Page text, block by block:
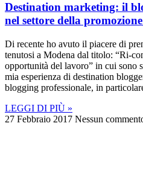
Destination marketing: il
nel settore della
Di recente ho avuto il piacere di
tenutosi a Modena dal titolo: “Ri-
opportunità del lavoro” in cui sono
mia esperienza di destination
blogging professionale, in
LEGGI DI PIÙ »
27 Febbraio 2017 Nessun